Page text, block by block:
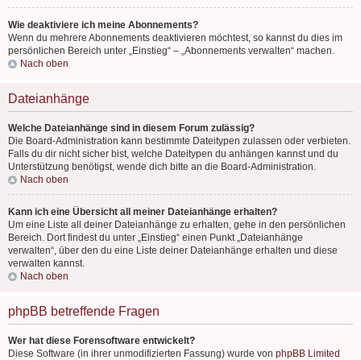
Wie deaktiviere ich meine Abonnements?
Wenn du mehrere Abonnements deaktivieren möchtest, so kannst du dies im
persönlichen Bereich unter „Einstieg“ – „Abonnements verwalten“ machen.
Nach oben
Dateianhänge
Welche Dateianhänge sind in diesem Forum zulässig?
Die Board-Administration kann bestimmte Dateitypen zulassen oder verbieten.
Falls du dir nicht sicher bist, welche Dateitypen du anhängen kannst und du
Unterstützung benötigst, wende dich bitte an die Board-Administration.
Nach oben
Kann ich eine Übersicht all meiner Dateianhänge erhalten?
Um eine Liste all deiner Dateianhänge zu erhalten, gehe in den persönlichen
Bereich. Dort findest du unter „Einstieg“ einen Punkt „Dateianhänge
verwalten“, über den du eine Liste deiner Dateianhänge erhalten und diese
verwalten kannst.
Nach oben
phpBB betreffende Fragen
Wer hat diese Forensoftware entwickelt?
Diese Software (in ihrer unmodifizierten Fassung) wurde von phpBB Limited